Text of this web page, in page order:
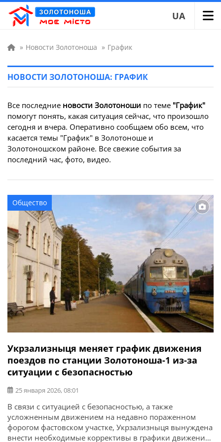
UA
» Новости Золотоноша » График
НОВОСТИ ЗОЛОТОНОША: ГРАФИК
Все последние новости Золотоноши по теме "График"
помогут понять, какая ситуация сейчас, что произошло
сегодня и вчера. Оперативно сообщаем обо всем, что
касается темы "График" в Золотоноше и
Золотоношском районе. Все свежие события за
последний час, фото, видео.
Общество
Укрзализныця меняет график движения
поездов по станции Золотоноша-1 из-за
ситуации с безопасностью
25 января 2026, 08:01
В связи с ситуацией с безопасностью, а также
усложненным движением на недавно пораженном
форогом фастовском участке, Укрзализныця вынуждена
внести необходимые коррективы в графики движения